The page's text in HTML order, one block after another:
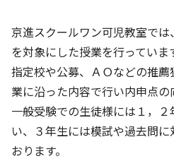
京進スクールワン可児教室で
を対象にした授業を行っていま
指定校や公募、ＡＯなどの推
業に沿った内容で行い内申点の
一般受験での生徒様には１，
い、３年生には模試や過去問
おります。